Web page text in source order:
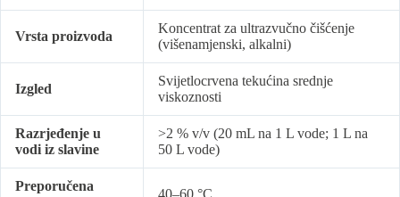
Vrsta proizvoda
Koncentrat za ultrazvučno čišćenje
(višenamjenski, alkalni)
Izgled
Svijetlocrvena tekućina srednje
viskoznosti
Razrjeđenje u
vodi iz slavine
>2 % v/v (20 mL na 1 L vode; 1 L na
50 L vode)
Preporučena
40–60 °C